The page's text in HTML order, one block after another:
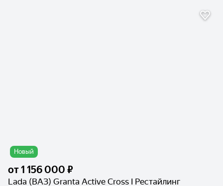
Новый
от1 156 000 ₽
Lada (ВАЗ) Granta Active Cross I Рестайлинг